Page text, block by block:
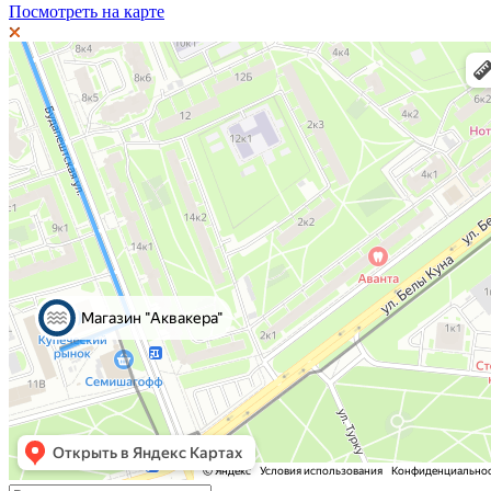
Посмотреть на карте